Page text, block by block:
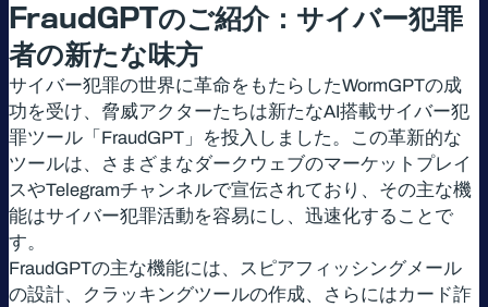
FraudGPTのご紹介：サイバー犯罪
者の新たな味方
サイバー犯罪の世界に革命をもたらしたWormGPTの成
功を受け、脅威アクターたちは新たなAI搭載サイバー犯
罪ツール「FraudGPT」を投入しました。この革新的な
ツールは、さまざまなダークウェブのマーケットプレイ
スやTelegramチャンネルで宣伝されており、その主な機
能はサイバー犯罪活動を容易にし、迅速化することで
す。
FraudGPTの主な機能には、スピアフィッシングメール
の設計、クラッキングツールの作成、さらにはカード詐